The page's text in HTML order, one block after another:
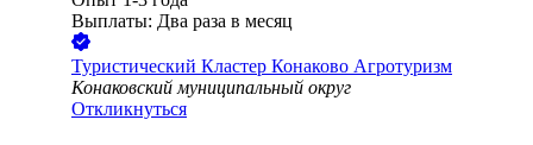
Выплаты: Два раза в месяц
Туристический Кластер Конаково Агротуризм
Конаковский муниципальный округ
Откликнуться